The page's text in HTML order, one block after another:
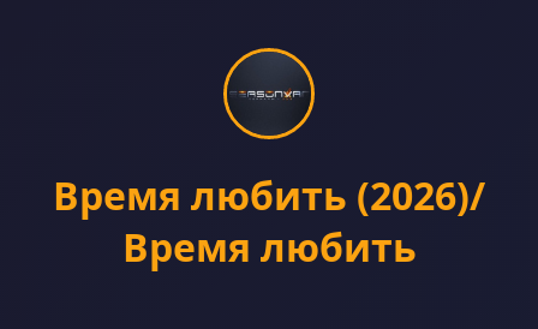
Время любить (2026)/
Время любить